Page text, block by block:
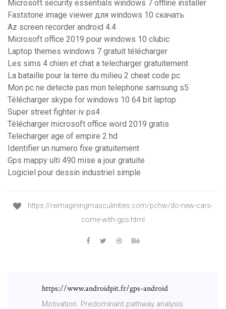
Microsoft security essentials windows 7 offline installer
Faststone image viewer для windows 10 скачать
Az screen recorder android 4.4
Microsoft office 2019 pour windows 10 clubic
Laptop themes windows 7 gratuit télécharger
Les sims 4 chien et chat a telecharger gratuitement
La bataille pour la terre du milieu 2 cheat code pc
Mon pc ne detecte pas mon telephone samsung s5
Télécharger skype for windows 10 64 bit laptop
Super street fighter iv ps4
Télécharger microsoft office word 2019 gratis
Telecharger age of empire 2 hd
Identifier un numero fixe gratuitement
Gps mappy ulti 490 mise a jour gratuite
Logiciel pour dessin industriel simple
https://reimaginingmasculinities.com/pchw/do-new-cars-
come-with-gps.html
https://www.androidpit.fr/gps-android
Motivation. Predominant pathway analysis